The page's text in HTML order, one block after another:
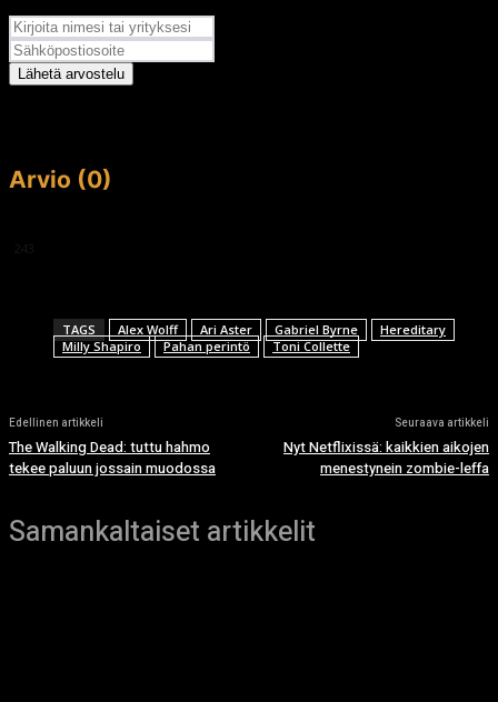
Lähetä arvostelu
Arvio (0)
TAGS Alex Wolff Ari Aster Gabriel Byrne
Hereditary
Milly Shapiro
Pahan perintö Toni Collette
Edellinen artikkeli
The Walking Dead: tuttu hahmo
tekee paluun jossain muodossa
Seuraava artikkeli
Nyt Netflixissä: kaikkien aikojen
menestynein zombie-leffa
Samankaltaiset artikkelit